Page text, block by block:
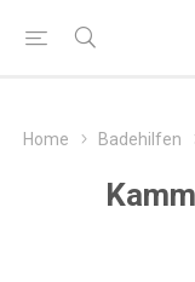
Home Badehilfen